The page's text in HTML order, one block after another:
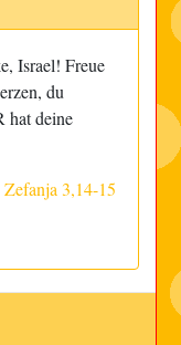
Israel! Freue
du
hat deine
Zefanja 3,14-15